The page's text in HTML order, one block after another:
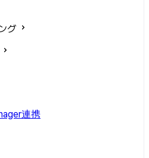
グ
連携